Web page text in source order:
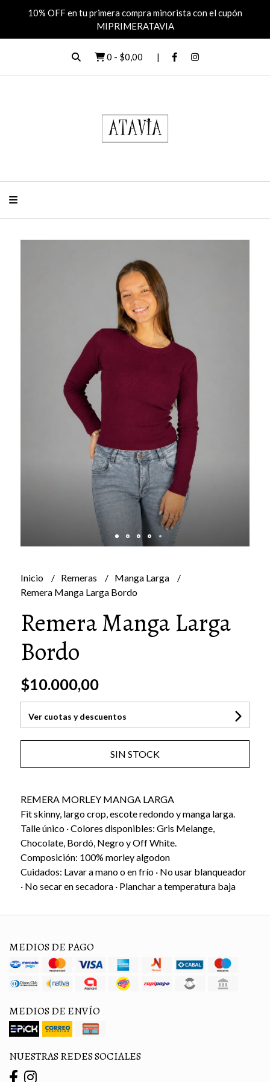
10% OFF en tu primera compra minorista con el cupón
MIPRIMERATAVIA
0 - $0,00
Inicio Remeras
Manga Larga
Remera Manga Larga Bordo
Remera Manga Larga
Bordo
$10.000,00
Ver cuotas y descuentos
SIN STOCK
REMERA MORLEY MANGA LARGA
Fit skinny, largo crop, escote redondo y manga larga.
Talle único · Colores disponibles: Gris Melange,
Chocolate, Bordó, Negro y Off White.
Composición: 100% morley algodon
Cuidados: Lavar a mano o en frío · No usar blanqueador
· No secar en secadora · Planchar a temperatura baja
MEDIOS DE PAGO
MEDIOS DE ENVÍO
NUESTRAS REDES SOCIALES